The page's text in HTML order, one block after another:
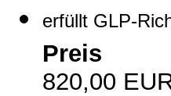
erfüllt GLP-
Preis
820,00